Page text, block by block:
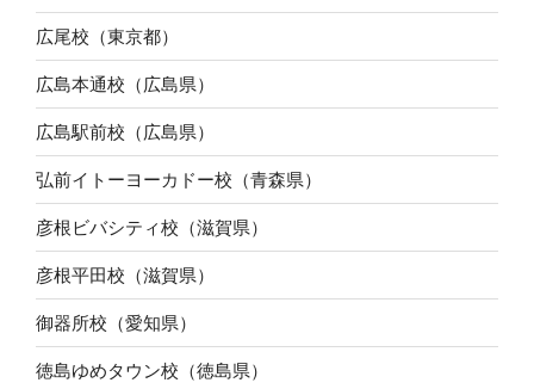
広尾校（東京都）
広島本通校（広島県）
広島駅前校（広島県）
弘前イトーヨーカドー校（青森県）
彦根ビバシティ校（滋賀県）
彦根平田校（滋賀県）
御器所校（愛知県）
徳島ゆめタウン校（徳島県）